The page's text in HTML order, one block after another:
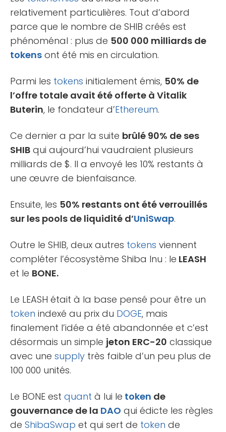
relativement particulières. Tout d’abord
parce que le nombre de SHIB créés est
phénoménal : plus de 500 000 milliards de
tokens ont été mis en circulation.
Parmi les tokens initialement émis, 50% de
l’offre totale avait été offerte à Vitalik
Buterin, le fondateur d’Ethereum.
Ce dernier a par la suite brûlé 90% de ses
SHIB qui aujourd’hui vaudraient plusieurs
milliards de $. Il a envoyé les 10% restants à
une œuvre de bienfaisance.
Ensuite, les 50% restants ont été verrouillés
sur les pools de liquidité d’UniSwap.
Outre le SHIB, deux autres tokens viennent
compléter l’écosystème Shiba Inu : le LEASH
et le BONE.
Le LEASH était à la base pensé pour être un
token indexé au prix du DOGE, mais
finalement l’idée a été abandonnée et c’est
désormais un simple jeton ERC-20 classique
avec une supply très faible d’un peu plus de
100 000 unités.
Le BONE est quant à lui le token de
gouvernance de la DAO qui édicte les règles
de ShibaSwap et qui sert de token de